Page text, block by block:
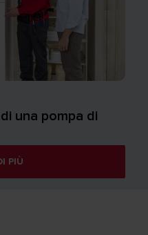
una pompa di
PIÙ